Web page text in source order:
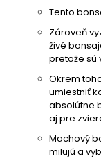
Tento
Zároveň
živé
pretože sú
Okrem
umiestniť
absolútne
aj pre
Machový
milujú a